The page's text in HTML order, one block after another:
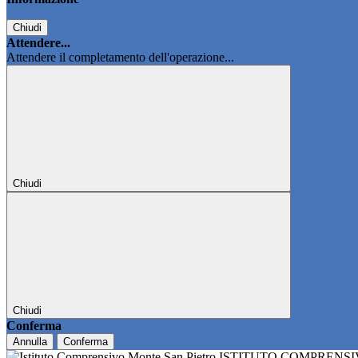
Chiudi
Attendere...
Attendere il completamento dell'operazione...
Chiudi
Chiudi
Conferma
Annulla Conferma